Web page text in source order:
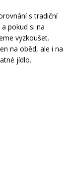
s tradiční
pokud si na
vyzkoušet.
na oběd, ale i na
jídlo.